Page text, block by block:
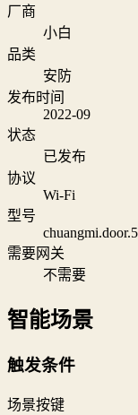
厂商
小白
品类
安防
发布时间
2022-09
状态
已发布
协议
Wi‑Fi
型号
需要网关
不需要
智能场景
触发条件
场景按键